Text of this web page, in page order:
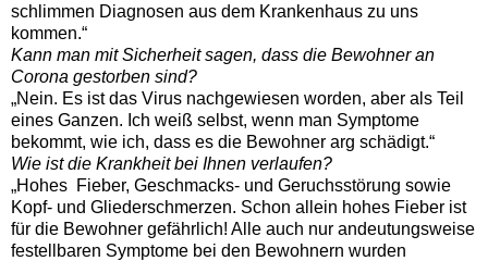
schlimmen Diagnosen aus dem Krankenhaus zu uns
kommen.“
Kann man mit Sicherheit sagen, dass die Bewohner an
Corona gestorben sind?
„Nein. Es ist das Virus nachgewiesen worden, aber als Teil
eines Ganzen. Ich weiß selbst, wenn man Symptome
bekommt, wie ich, dass es die Bewohner arg schädigt.“
Wie ist die Krankheit bei Ihnen verlaufen?
„Hohes Fieber, Geschmacks- und Geruchsstörung sowie
Kopf- und Gliederschmerzen. Schon allein hohes Fieber ist
für die Bewohner gefährlich! Alle auch nur andeutungsweise
festellbaren Symptome bei den Bewohnern wurden